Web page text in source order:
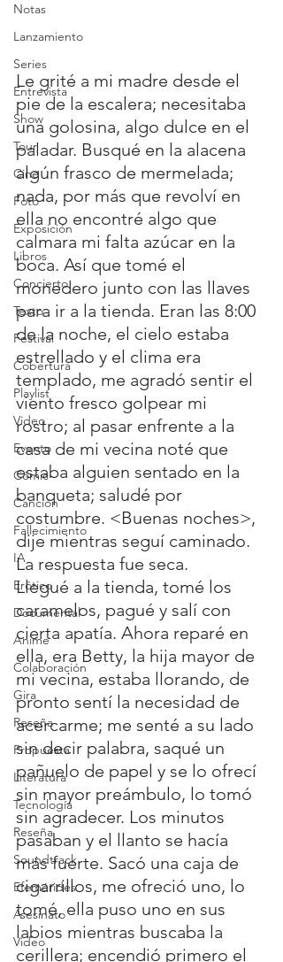
Notas
Lanzamiento
Series
Entrevista
Show
Tour
Cine
Foto
Exposición
Libros
Concierto
Texto
Festival
Cobertura
Playlist
Video
Evento
Cómic
Canción
Fallecimiento
IA
Erótico
Documental
Anime
Colaboración
Gira
Reseña
Propuesta
Literatura
Tecnología
Reseña
Soundtrack
Efemérides
Asesinato
Video
Le grité a mi madre desde el
pie de la escalera; necesitaba
una golosina, algo dulce en el
paladar. Busqué en la alacena
algún frasco de mermelada;
nada, por más que revolví en
ella no encontré algo que
calmara mi falta azúcar en la
boca. Así que tomé el
monedero junto con las llaves
para ir a la tienda. Eran las 8:00
de la noche, el cielo estaba
estrellado y el clima era
templado, me agradó sentir el
viento fresco golpear mi
rostro; al pasar enfrente a la
casa de mi vecina noté que
estaba alguien sentado en la
banqueta; saludé por
costumbre. <Buenas noches>,
dije mientras seguí caminado.
La respuesta fue seca.
Llegué a la tienda, tomé los
caramelos, pagué y salí con
cierta apatía. Ahora reparé en
ella, era Betty, la hija mayor de
mi vecina, estaba llorando, de
pronto sentí la necesidad de
acercarme; me senté a su lado
sin decir palabra, saqué un
pañuelo de papel y se lo ofrecí
sin mayor preámbulo, lo tomó
sin agradecer. Los minutos
pasaban y el llanto se hacía
más fuerte. Sacó una caja de
cigarrillos, me ofreció uno, lo
tomé, ella puso uno en sus
labios mientras buscaba la
cerillera; encendió primero el